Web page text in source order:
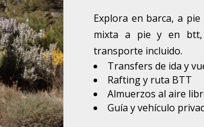
Explora en barca, a
mixta a pie y en btt,
transporte incluido.
Transfers de ida y
Rafting y ruta BTT
Almuerzos al aire
Guía y vehículo